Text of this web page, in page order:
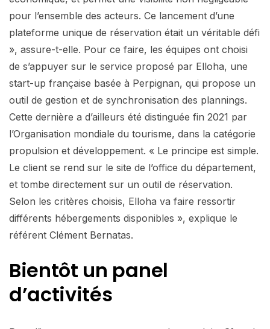
pour l’ensemble des acteurs. Ce lancement d’une
plateforme unique de réservation était un véritable défi
», assure-t-elle. Pour ce faire, les équipes ont choisi
de s’appuyer sur le service proposé par Elloha, une
start-up française basée à Perpignan, qui propose un
outil de gestion et de synchronisation des plannings.
Cette dernière a d’ailleurs été distinguée fin 2021 par
l’Organisation mondiale du tourisme, dans la catégorie
propulsion et développement. « Le principe est simple.
Le client se rend sur le site de l’office du département,
et tombe directement sur un outil de réservation.
Selon les critères choisis, Elloha va faire ressortir
différents hébergements disponibles », explique le
référent Clément Bernatas.
Bientôt un panel
d’activités